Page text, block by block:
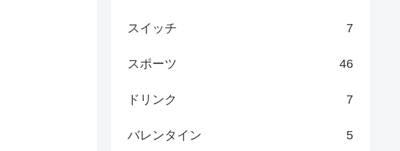
スイッチ 7
スポーツ 46
ドリンク 7
バレンタイン 5